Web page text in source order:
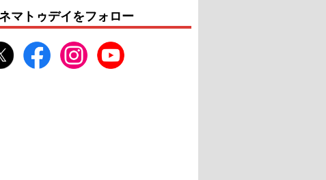
U-NEXTで見る
マトゥデイをフォロー